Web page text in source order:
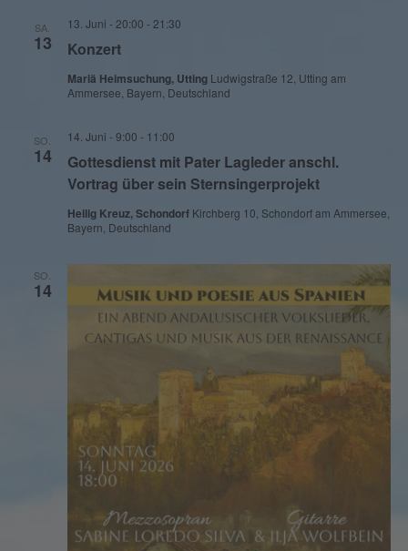
SA.
13 Konzert
13. Juni - 20:00 - 21:30
Mariä Heimsuchung, Utting Ludwigstraße 12, Utting am
Ammersee, Bayern, Deutschland
SO.
14
Gottesdienst mit Pater Lagleder anschl.
Vortrag über sein Sternsingerprojekt
14. Juni - 9:00 - 11:00
Heilig Kreuz, Schondorf Kirchberg 10, Schondorf am Ammersee,
Bayern, Deutschland
SO.
14